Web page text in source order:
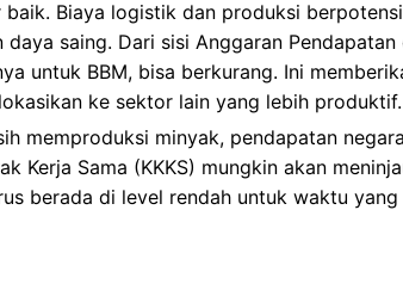
Biaya logistik dan produksi
saing. Dari sisi Anggaran Pendapatan
untuk BBM, bisa berkurang. Ini
ke sektor lain yang lebih produktif.
memproduksi minyak, pendapatan
Kerja Sama (KKKS) mungkin akan
berada di level rendah untuk waktu yang